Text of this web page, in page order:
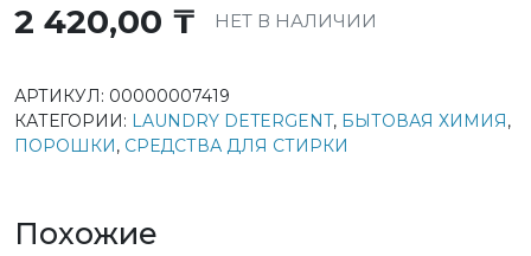
2 420,00 ₸ НЕТ В НАЛИЧИИ
АРТИКУЛ: 00000007419
КАТЕГОРИИ: LAUNDRY DETERGENT, БЫТОВАЯ ХИМИЯ,
ПОРОШКИ, СРЕДСТВА ДЛЯ СТИРКИ
Похожие